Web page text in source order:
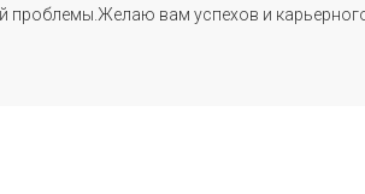
проблемы.Желаю вам успехов и